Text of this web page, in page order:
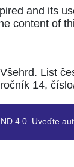
and its
content of
List
14,
4.0. Uveďte